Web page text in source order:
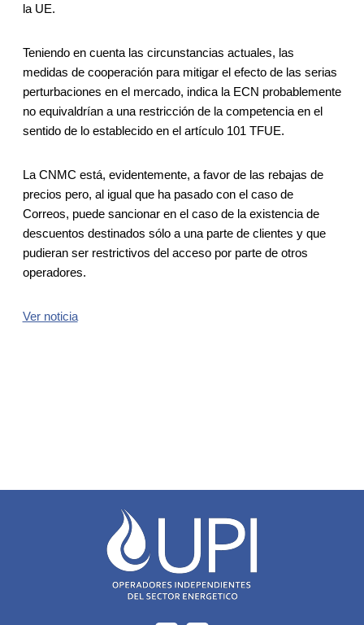
la UE.
Teniendo en cuenta las circunstancias actuales, las
medidas de cooperación para mitigar el efecto de las serias
perturbaciones en el mercado, indica la ECN probablemente
no equivaldrían a una restricción de la competencia en el
sentido de lo establecido en el artículo 101 TFUE.
La CNMC está, evidentemente, a favor de las rebajas de
precios pero, al igual que ha pasado con el caso de
Correos, puede sancionar en el caso de la existencia de
descuentos destinados sólo a una parte de clientes y que
pudieran ser restrictivos del acceso por parte de otros
operadores.
Ver noticia